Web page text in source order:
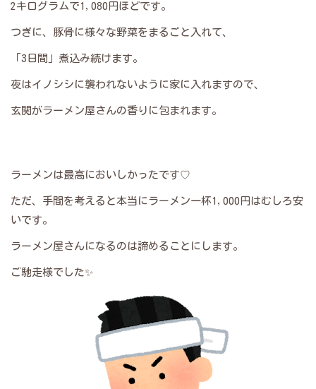
2キログラムで1,080円ほどです。
つぎに、豚骨に様々な野菜をまるごと入れて、
「3日間」煮込み続けます。
夜はイノシシに襲われないように家に入れますので、
玄関がラーメン屋さんの香りに包まれます。
ラーメンは最高においしかったです♡
ただ、手間を考えると本当にラーメン一杯1,000円はむしろ安
いです。
ラーメン屋さんになるのは諦めることにします。
ご馳走様でした✨